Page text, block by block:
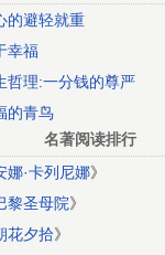
的避轻就重
幸福
哲理:一分钱的尊严
的青鸟
名著阅读排行
娜·卡列尼娜》
黎圣母院》
花夕拾》